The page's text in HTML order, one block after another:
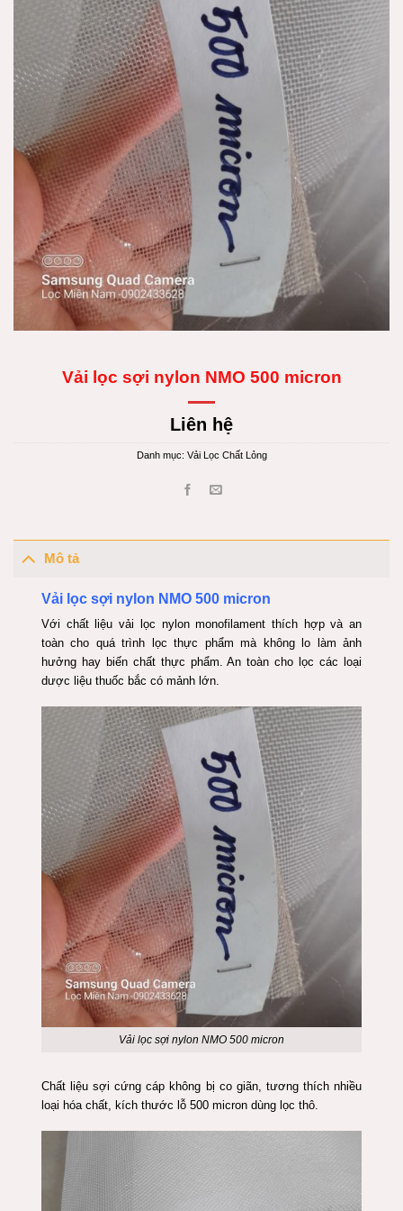
Vải lọc sợi nylon NMO 500 micron
Liên hệ
Danh mục: Vải Lọc Chất Lỏng
Mô tả
Vải lọc sợi nylon NMO 500 micron
Với chất liệu vải lọc nylon monofilament thích hợp và an
toàn cho quá trình lọc thực phẩm mà không lo làm ảnh
hưởng hay biến chất thực phẩm. An toàn cho lọc các loại
dược liệu thuốc bắc có mảnh lớn.
Vải lọc sợi nylon NMO 500 micron
Chất liệu sợi cứng cáp không bị co giãn, tương thích nhiều
loại hóa chất, kích thước lỗ 500 micron dùng lọc thô.